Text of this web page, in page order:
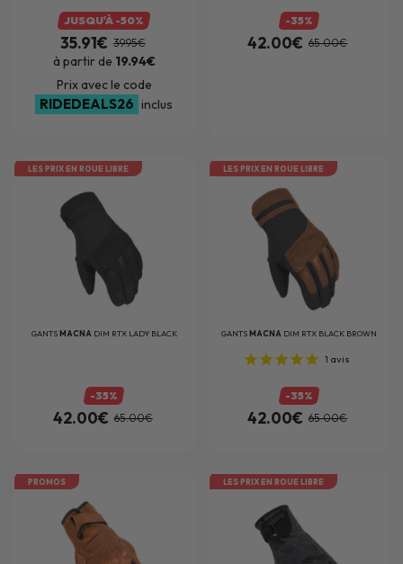
JUSQU'À -50%
35.91€ 39.95€
à partir de 19.94€
Prix avec le code
RIDEDEALS26 inclus
-35%
42.00€ 65.00€
LES PRIX EN ROUE LIBRE
GANTSMACNA DIM RTX LADY BLACK
-35%
42.00€ 65.00€
LES PRIX EN ROUE LIBRE
GANTSMACNA DIM RTX BLACK BROWN
1 avis
-35%
42.00€ 65.00€
PROMOS LES PRIX EN ROUE LIBRE